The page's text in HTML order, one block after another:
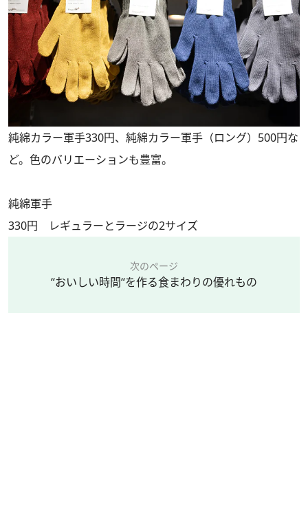
純綿カラー軍手330円、純綿カラー軍手（ロング）500円な
ど。色のバリエーションも豊富。
純綿軍手
330円 レギュラーとラージの2サイズ
次のページ
“おいしい時間“を作る食まわりの優れもの